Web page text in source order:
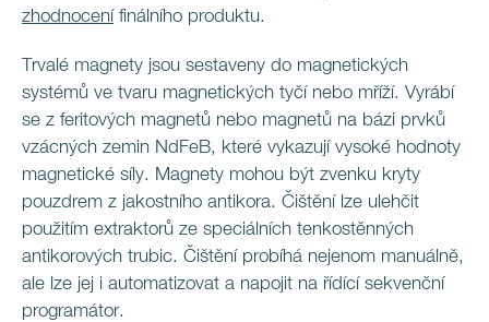
zhodnocení finálního produktu.
Trvalé magnety jsou sestaveny do magnetických
systémů ve tvaru magnetických tyčí nebo mříží. Vyrábí
se z feritových magnetů nebo magnetů na bázi prvků
vzácných zemin NdFeB, které vykazují vysoké hodnoty
magnetické síly. Magnety mohou být zvenku kryty
pouzdrem z jakostního antikora. Čištění lze ulehčit
použitím extraktorů ze speciálních tenkostěnných
antikorových trubic. Čištění probíhá nejenom manuálně,
ale lze jej i automatizovat a napojit na řídící sekvenční
programátor.